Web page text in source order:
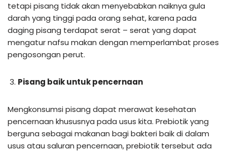
tetapi pisang tidak akan menyebabkan naiknya gula
darah yang tinggi pada orang sehat, karena pada
daging pisang terdapat serat – serat yang dapat
mengatur nafsu makan dengan memperlambat proses
pengosongan perut.
Pisang baik untuk pencernaan
Mengkonsumsi pisang dapat merawat kesehatan
pencernaan khususnya pada usus kita. Prebiotik yang
berguna sebagai makanan bagi bakteri baik di dalam
usus atau saluran pencernaan, prebiotik tersebut ada